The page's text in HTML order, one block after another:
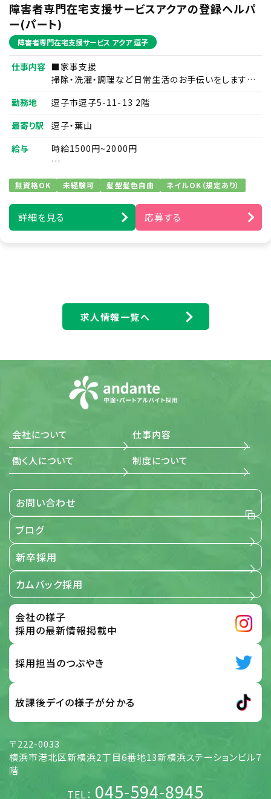
お問合せ窓口：アンダンテ株式会社 労務部
〒222-0033 神奈川県横浜市港北区新横浜2-6-
13-7F
お問合せメールアドレス
info@andante-inc.com
制定日 2019年 9月 1日 アンダンテ株式会社 代表
取締役 畠山 大志郎
障害者専門在宅支援サービスアクアの登録ヘルパ
ー(パート)
障害者専門在宅支援サービス アクア 逗子
仕事内容 ■家事支援
掃除・洗濯・調理など日常生活のお手伝いをします。
例）日用品の買い物代行／薬の受け取りの代行など
■移動支援
通勤通学・サークル活動や趣味への同伴などを行い
ます。
例）ズーラシア見学／アイドルショップへの買い物同
■身体介護支援
起床から就寝の間で介助及び、ご自宅での自立を支
援します。
例）食事・入浴・排せつ介助・着替え・洗顔・歯磨きな
勤務地
逗子市逗子5-11-13 2階
最寄り駅
逗子・葉山
給与
時給1500円~2000円
移動支援時 1,500円
在宅介護時 2,000円
重度訪問介護時1,500円
無資格OK 未経験可 髪型髪色自由 ネイルOK（規定あり）
詳細を見る 応募する
求人情報一覧へ
会社について 仕事内容
働く人について 制度について
お問い合わせ
ブログ
新卒採用
カムバック採用
会社の様子
採用の最新情報掲載中
採用担当のつぶやき
放課後デイの様子が分かる
〒222-0033
横浜市港北区新横浜2丁目6番地13新横浜ステーションビル7
階
TEL： 045-594-8945